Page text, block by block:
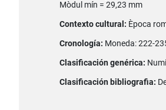
Mòdul mín = 29,23 mm
Contexto cultural: Època
Cronología: Moneda: 222-
Clasificación genérica:
Clasificación bibliografia: